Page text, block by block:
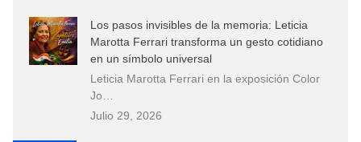
Los pasos invisibles de la memoria: Leticia
Marotta Ferrari transforma un gesto cotidiano
en un símbolo universal
Leticia Marotta Ferrari en la exposición Color
Jo…
Julio 29, 2026